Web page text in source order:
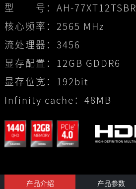
型 号： AH-77XT12TSBR
核心频率： 2565 MHz
流处理器： 3456
显存配置： 12GB GDDR6
显存位宽： 192bit
Infinity cache： 48MB
产品介绍 产品参数